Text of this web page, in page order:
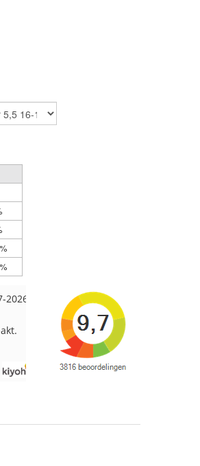
Nell uit Beuningen
Goed verpakt en snelgeleverd